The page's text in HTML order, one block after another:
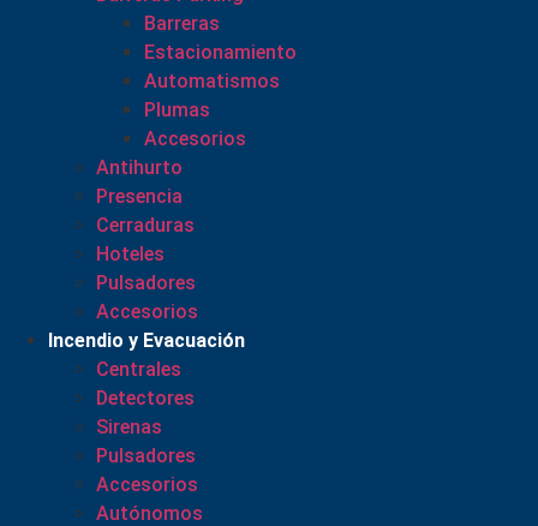
Barreras
Estacionamiento
Automatismos
Plumas
Accesorios
Antihurto
Presencia
Cerraduras
Hoteles
Pulsadores
Accesorios
Incendio y Evacuación
Centrales
Detectores
Sirenas
Pulsadores
Accesorios
Autónomos